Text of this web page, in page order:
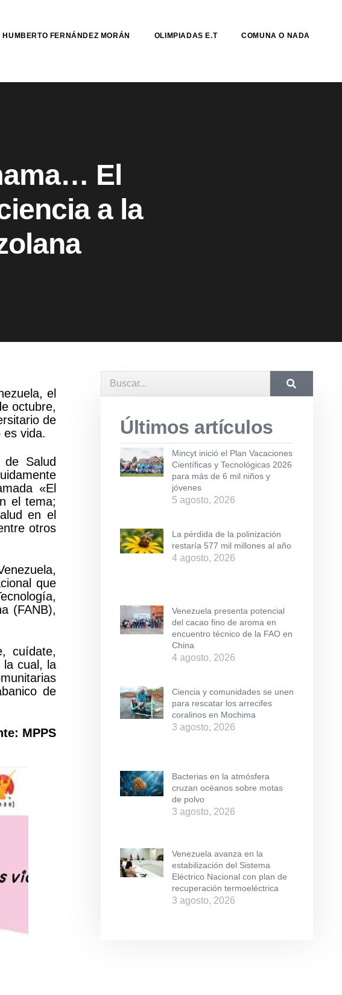
HUMBERTO FERNÁNDEZ MORÁN OLIMPIADAS E.T COMUNA O NADA
El
a la
el
octubre,
de
vida.
Salud
«El
el tema;
en el
otros
que
(FANB),
cuídate,
la cual, la
de
MPPS
Últimos artículos
Mincyt inició el Plan Vacaciones
Científicas y Tecnológicas 2026
para más de 6 mil niños y
jóvenes
5 agosto, 2026
La pérdida de la polinización
restaría 577 mil millones al año
4 agosto, 2026
Venezuela presenta potencial
del cacao fino de aroma en
encuentro técnico de la FAO en
China
4 agosto, 2026
Ciencia y comunidades se unen
para rescatar los arrecifes
coralinos en Mochima
3 agosto, 2026
Bacterias en la atmósfera
cruzan océanos sobre motas
de polvo
3 agosto, 2026
Venezuela avanza en la
estabilización del Sistema
Eléctrico Nacional con plan de
recuperación termoeléctrica
3 agosto, 2026